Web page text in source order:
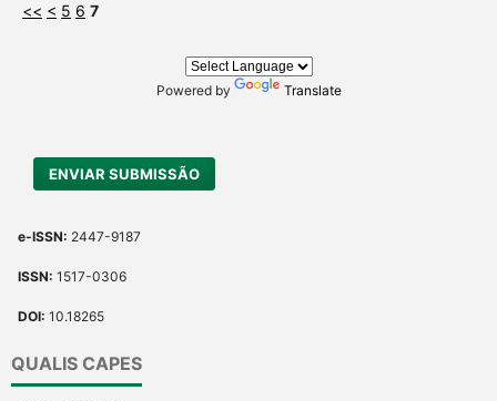
<< < 5 6 7
Powered by Translate
ENVIAR SUBMISSÃO
e-ISSN: 2447-9187
ISSN: 1517-0306
DOI: 10.18265
QUALIS CAPES